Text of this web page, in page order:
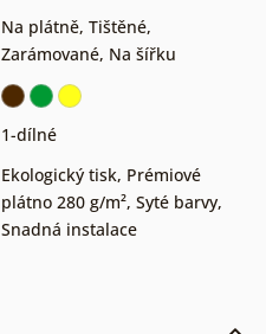
Na plátně, Tištěné,
Zarámované, Na šířku
1-dílné
Ekologický tisk, Prémiové
plátno 280 g/m², Syté barvy,
Snadná instalace